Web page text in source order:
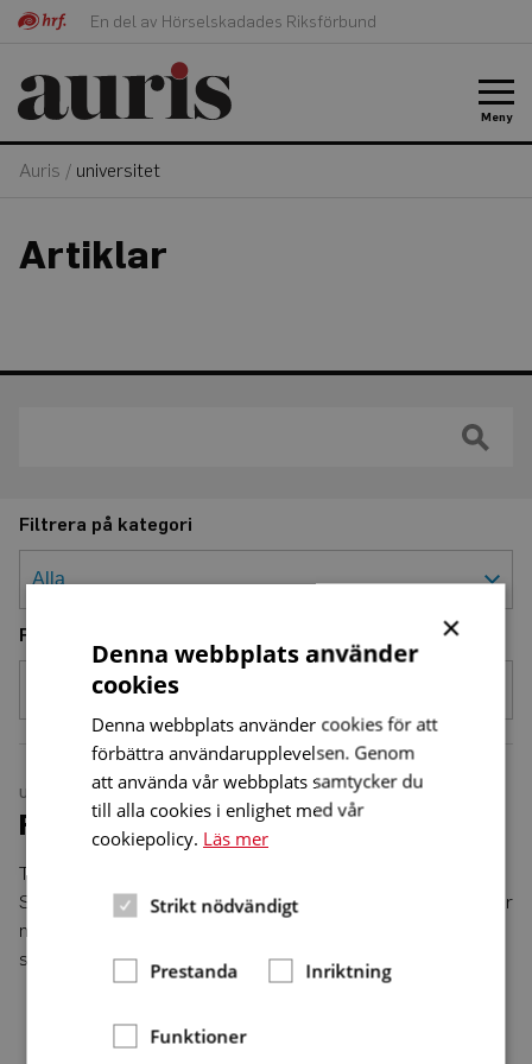
En del av Hörselskadades Riksförbund
Meny
Auris / universitet
Artiklar
Filtrera på kategori
Filtrera på nummer
UTBILDNING NUMMER 2 • 2023
Fler studenter beställer skrivtolk
Tord Rådahl är sektionschef för utbildningstolkning vid
Stockholms universitet och samarbetar om bokning av tolkar
med elva andra lärosäten. Han konstaterar att allt fler
studenter vill ha skrivtolkning.
×
Denna webbplats använder
cookies
Denna webbplats använder cookies för att
förbättra användarupplevelsen. Genom
att använda vår webbplats samtycker du
till alla cookies i enlighet med vår
cookiepolicy. Läs mer
Strikt nödvändigt
Prestanda Inriktning
Funktioner